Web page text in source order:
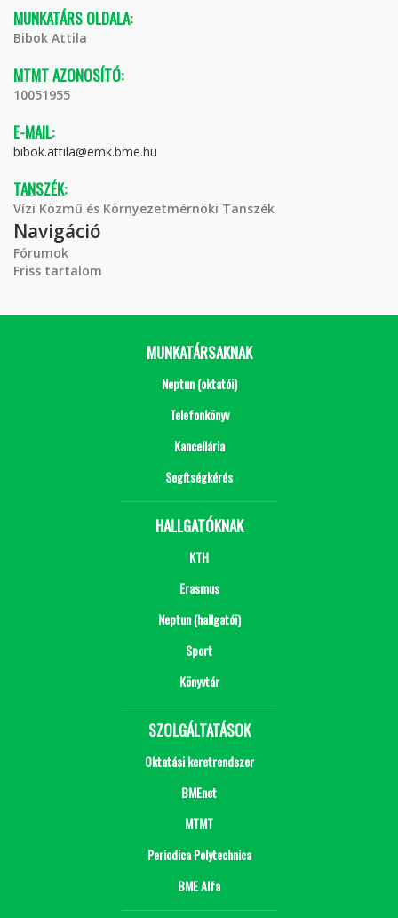
MUNKATÁRS OLDALA:
Bibok Attila
MTMT AZONOSÍTÓ:
10051955
E-MAIL:
bibok.attila@emk.bme.hu
TANSZÉK:
Vízi Közmű és Környezetmérnöki Tanszék
Navigáció
Fórumok
Friss tartalom
MUNKATÁRSAKNAK
Neptun (oktatói)
Telefonkönyv
Kancellária
Segítségkérés
HALLGATÓKNAK
KTH
Erasmus
Neptun (hallgatói)
Sport
Könyvtár
SZOLGÁLTATÁSOK
Oktatási keretrendszer
BMEnet
MTMT
Periodica Polytechnica
BME Alfa